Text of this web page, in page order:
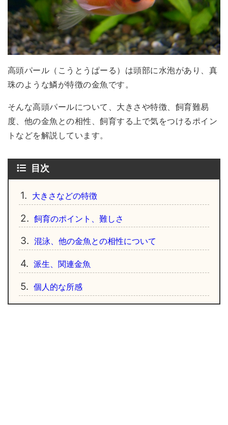
高頭パール（こうとうぱーる）は頭部に水泡があり、真
珠のような鱗が特徴の金魚です。
そんな高頭パールについて、大きさや特徴、飼育難易
度、他の金魚との相性、飼育する上で気をつけるポイン
トなどを解説しています。
目次
1. 大きさなどの特徴
2. 飼育のポイント、難しさ
3. 混泳、他の金魚との相性について
4. 派生、関連金魚
5. 個人的な所感